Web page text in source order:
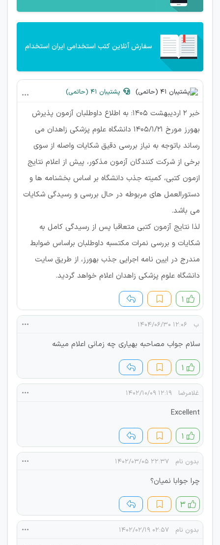
سفارش آنلاین کتب استخدامی ایران استخدام
پشتیبان 41 (حاتمی)
خبر 2 اردیبهشت 1405: به اطلاع داوطلبان آزمون پذیرش
بهورز مورخ 1405/1/21 دانشگاه علوم پزشکی زاهدان می
رساند باتوجه به نیاز بررسی دقیق شکایات واصله از سوی
برخی از شرکت کنندگان آزمون مذکور، پیش از اعلام نتایج
ازمون کتبی، کمیته جذب دانشگاه بر اساس بخشنامه ها و
دستورالعمل های مربوطه در حال بررسی و رسیدگی شکایات
می باشد.
لذا نتایج آزمون کتبی متعاقبا پس از رسیدگی کامل به
شکایات و بررسی نمرات مکتسبه داوطلبان براساس ضوابط
مندرج در ایین نامه اجرایی جذب بهورز، از طریق سایت
دانشگاه علوم پزشکی زاهدان اعلام خواهد گردید.
۱
ب ۱۲:۰۶ ۱۴۰۴/۰۶/۳۰
سلام جواب مصاحبه بهیاری چه زمانی اعلام میشه
۱
غلامرضا ۱۲:۱۹ ۱۴۰۲/۱۰/۰۹
Excellent
۱
بدون نام ۲۲:۳۷ ۱۴۰۲/۰۳/۰۵
چرا جوابا نمیان؟
۳
بدون نام ۰۲:۵۷ ۱۴۰۲/۰۲/۱۹